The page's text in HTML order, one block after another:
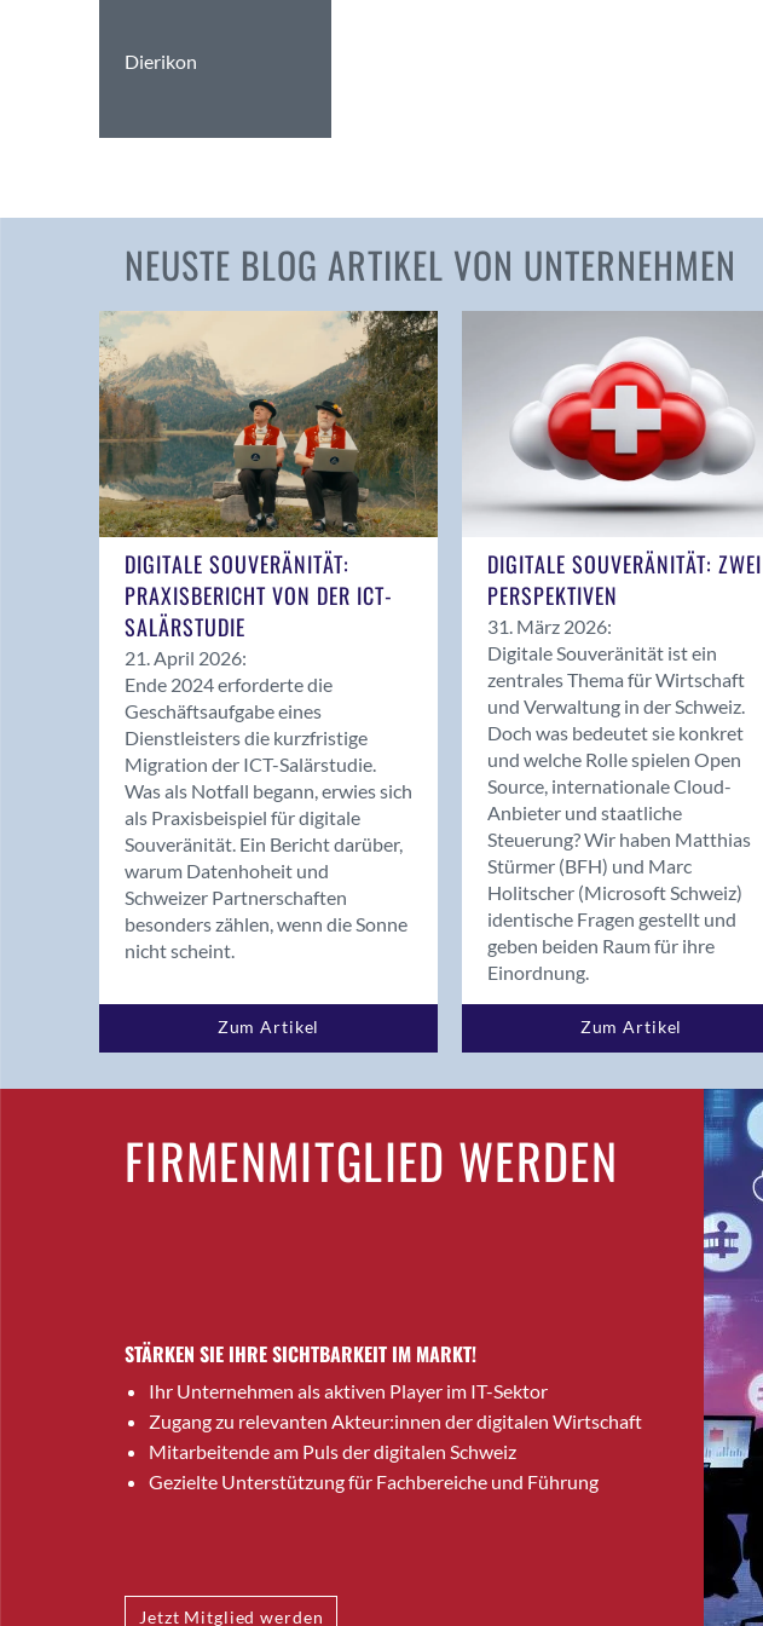
Dierikon
NEUSTE BLOG ARTIKEL VON UNTERNEHMEN
DIGITALE SOUVERÄNITÄT:
PRAXISBERICHT VON DER ICT-
SALÄRSTUDIE
21. April 2026:
Ende 2024 erforderte die
Geschäftsaufgabe eines
Dienstleisters die kurzfristige
Migration der ICT-Salärstudie.
Was als Notfall begann, erwies sich
als Praxisbeispiel für digitale
Souveränität. Ein Bericht darüber,
warum Datenhoheit und
Schweizer Partnerschaften
besonders zählen, wenn die Sonne
nicht scheint.
Zum Artikel
DIGITALE SOUVERÄNITÄT: ZWEI
PERSPEKTIVEN
31. März 2026:
Digitale Souveränität ist ein
zentrales Thema für Wirtschaft
und Verwaltung in der Schweiz.
Doch was bedeutet sie konkret
und welche Rolle spielen Open
Source, internationale Cloud-
Anbieter und staatliche
Steuerung? Wir haben Matthias
Stürmer (BFH) und Marc
Holitscher (Microsoft Schweiz)
identische Fragen gestellt und
geben beiden Raum für ihre
Einordnung.
Zum Artikel
FIRMENMITGLIED WERDEN
STÄRKEN SIE IHRE SICHTBARKEIT IM MARKT!
Ihr Unternehmen als aktiven Player im IT-Sektor
Zugang zu relevanten Akteur:innen der digitalen Wirtschaft
Mitarbeitende am Puls der digitalen Schweiz
Gezielte Unterstützung für Fachbereiche und Führung
Jetzt Mitglied werden